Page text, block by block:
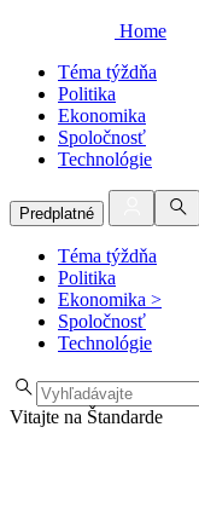
Home
Téma týždňa
Politika
Ekonomika
Spoločnosť
Technológie
Predplatné
Téma týždňa
Politika
Ekonomika >
Spoločnosť
Technológie
Vitajte na Štandarde